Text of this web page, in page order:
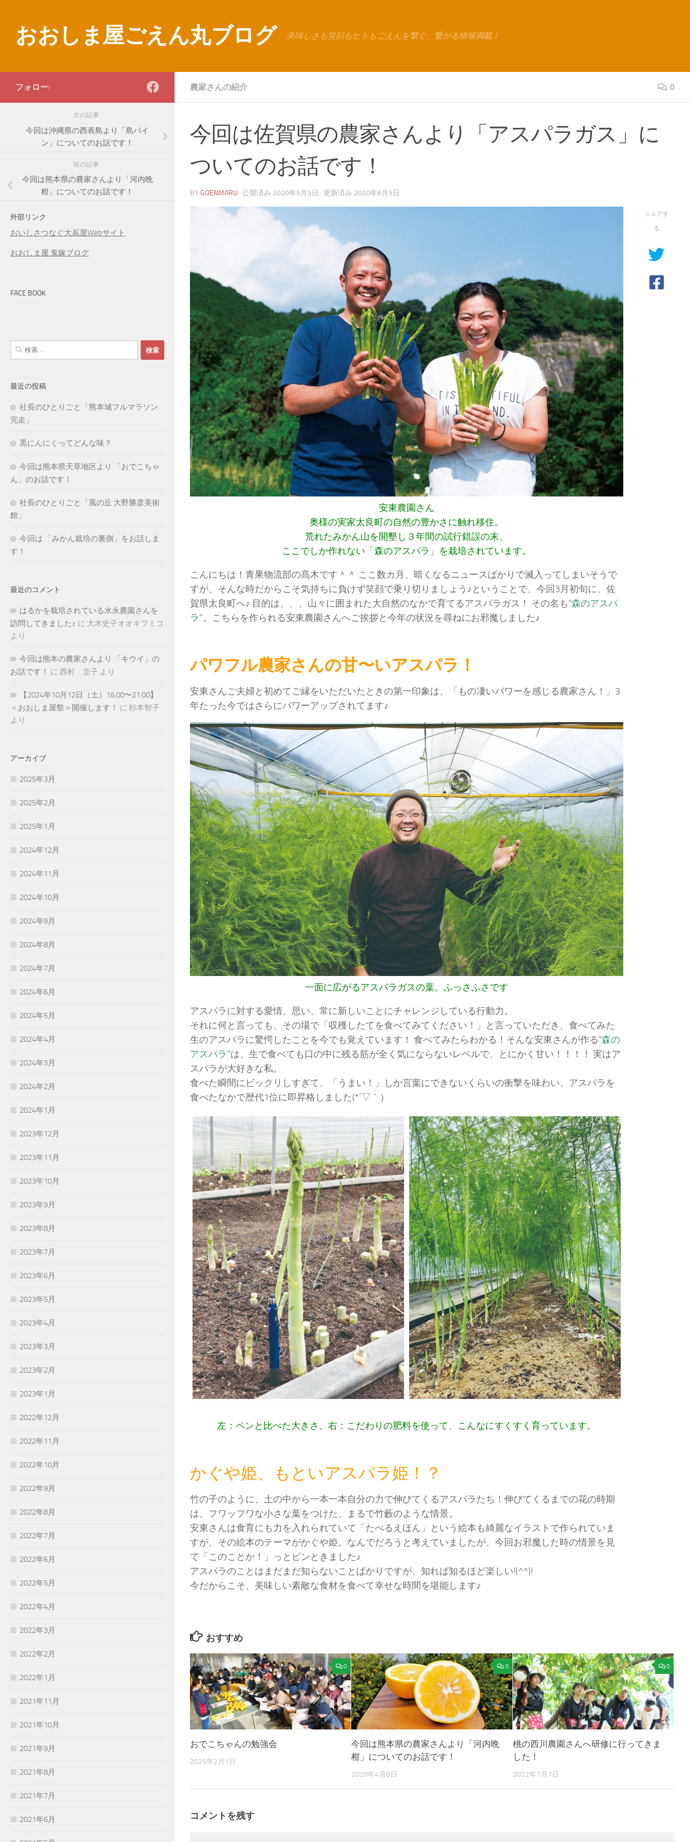
おおしま屋ごえん丸ブログ 美味しさも笑顔もヒトもごえんを繋ぐ、繋がる情報満載！
農家さんの紹介 0
今回は佐賀県の農家さんより「アスパラガス」に
ついてのお話です！
BY GOENMARU · 公開済み 2020年5月5日 · 更新済み 2020年6月5日
安東農園さん
奥様の実家太良町の自然の豊かさに触れ移住。
荒れたみかん山を開墾し３年間の試行錯誤の末、
ここでしか作れない「森のアスパラ」を栽培されています。
こんにちは！青果物流部の髙木です＾＾ ここ数カ月、暗くなるニュースばかりで滅入ってしまいそうで
すが、そんな時だからこそ気持ちに負けず笑顔で乗り切りましょう♪ということで、今回3月初旬に、佐
賀県太良町へ♪ 目的は、、、山々に囲まれた大自然のなかで育てるアスパラガス！ その名も“森のアスパ
ラ”。こちらを作られる安東農園さんへご挨拶と今年の状況を尋ねにお邪魔しました♪
パワフル農家さんの甘〜いアスパラ！
安東さんご夫婦と初めてご縁をいただいたときの第一印象は、「もの凄いパワーを感じる農家さん！」3
年たった今ではさらにパワーアップされてます♪
一面に広がるアスパラガスの葉。ふっさふさです
アスパラに対する愛情、思い、常に新しいことにチャレンジしている行動力。
それに何と言っても、その場で「収穫したてを食べてみてください！」と言っていただき、食べてみた
生のアスパラに驚愕したことを今でも覚えています！ 食べてみたらわかる！そんな安東さんが作る“森の
アスパラ”は、生で食べても口の中に残る筋が全く気にならないレベルで、とにかく甘い！！！！ 実はア
スパラが大好きな私。
食べた瞬間にビックリしすぎて、「うまい！」しか言葉にできないくらいの衝撃を味わい、アスパラを
食べたなかで歴代1位に即昇格しました(*´▽｀）
左：ペンと比べた大きさ。右：こだわりの肥料を使って、こんなにすくすく育っています。
かぐや姫、もといアスパラ姫！？
竹の子のように、土の中から一本一本自分の力で伸びてくるアスパラたち！伸びてくるまでの花の時期
は、フワッフワな小さな葉をつけた、まるで竹藪のような情景。
安東さんは食育にも力を入れられていて「たべるえほん」という絵本も綺麗なイラストで作られていま
すが、その絵本のテーマがかぐや姫。なんでだろうと考えていましたが、今回お邪魔した時の情景を見
て「このことか！」っとピンときました♪
アスパラのことはまだまだ知らないことばかりですが、知れば知るほど楽しい!(^^)!
今だからこそ、美味しい素敵な食材を食べて幸せな時間を堪能します♪
シェアす
る
おすすめ
0
おでこちゃんの勉強会
2025年2月1日
0
今回は熊本県の農家さんより「河内晩
柑」についてのお話です！
2020年4月8日
0
桃の西川農園さんへ研修に行ってきま
した！
2022年7月7日
コメントを残す
フォロー:
次の記事
今回は沖縄県の西表島より「島パイ
ン」についてのお話です！
前の記事
今回は熊本県の農家さんより「河内晩
柑」についてのお話です！
外部リンク
おいしさつなぐ大嶌屋Webサイト
おおしま屋 鬼嫁ブログ
FACE BOOK
検
索:
最近の投稿
社長のひとりごと「熊本城フルマラソン
完走」
黒にんにくってどんな味？
今回は熊本県天草地区より 「おでこちゃ
ん」のお話です！
社長のひとりごと「風の丘 大野勝彦美術
館」
今回は 「みかん栽培の裏側」をお話しま
す！
最近のコメント
はるかを栽培されている水永農園さんを
訪問してきました♪ に 大木史子オオキフミコ
より
今回は熊本の農家さんより 「キウイ」の
お話です！ に 西村 圭子 より
【2024年10月12日（土）16:00〜21:00】
＜おおしま屋祭＞開催します！ に 杉本智子
より
アーカイブ
2025年3月
2025年2月
2025年1月
2024年12月
2024年11月
2024年10月
2024年9月
2024年8月
2024年7月
2024年6月
2024年5月
2024年4月
2024年3月
2024年2月
2024年1月
2023年12月
2023年11月
2023年10月
2023年9月
2023年8月
2023年7月
2023年6月
2023年5月
2023年4月
2023年3月
2023年2月
2023年1月
2022年12月
2022年11月
2022年10月
2022年9月
2022年8月
2022年7月
2022年6月
2022年5月
2022年4月
2022年3月
2022年2月
2022年1月
2021年11月
2021年10月
2021年9月
2021年8月
2021年7月
2021年6月